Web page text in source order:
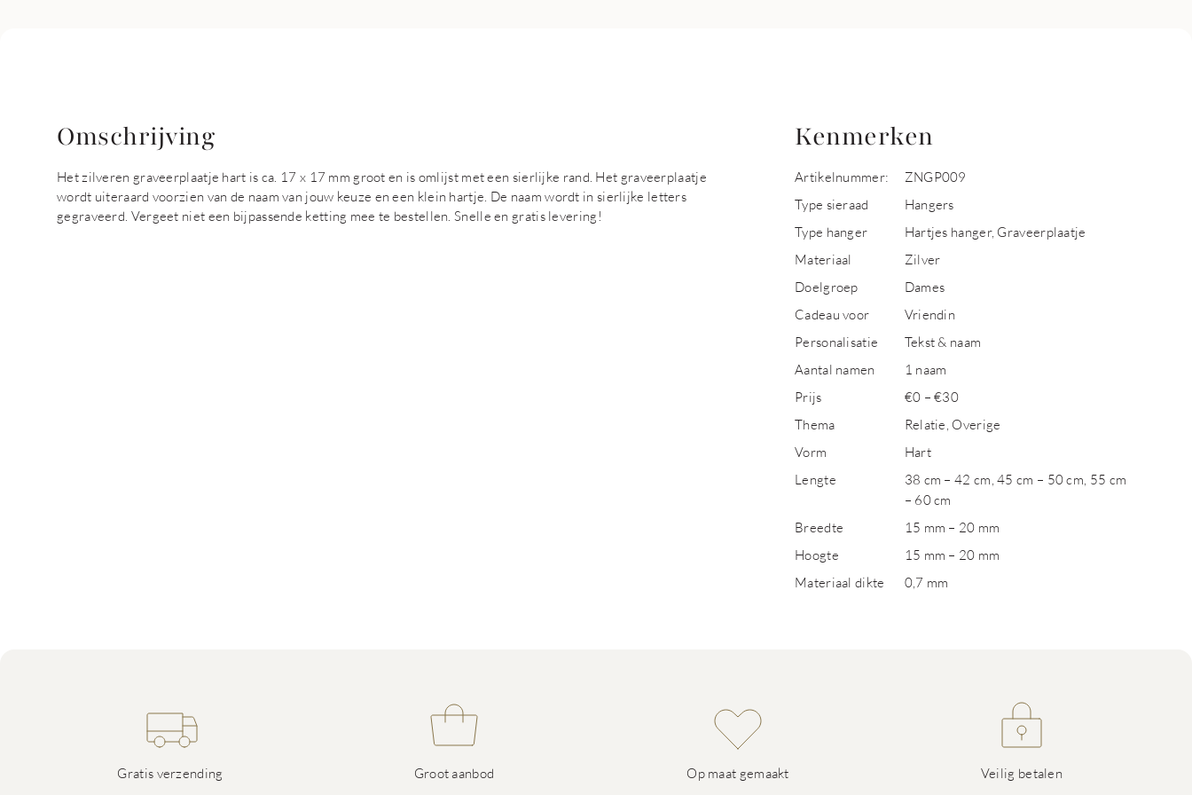
Omschrijving
Het zilveren graveerplaatje hart is ca. 17 x 17 mm groot en is omlijst met een sierlijke rand. Het graveerplaatje
wordt uiteraard voorzien van de naam van jouw keuze en een klein hartje. De naam wordt in sierlijke letters
gegraveerd. Vergeet niet een bijpassende ketting mee te bestellen. Snelle en gratis levering!
Kenmerken
Artikelnummer:
ZNGP009
Type sieraad
Hangers
Type hanger
Hartjes hanger, Graveerplaatje
Materiaal
Zilver
Doelgroep
Dames
Cadeau voor
Vriendin
Personalisatie
Tekst & naam
Aantal namen
1 naam
Prijs
€0 – €30
Thema
Relatie, Overige
Vorm
Hart
Lengte
38 cm – 42 cm, 45 cm – 50 cm, 55 cm
– 60 cm
Breedte
15 mm – 20 mm
Hoogte
15 mm – 20 mm
Materiaal dikte
0,7 mm
Gratis verzending Groot aanbod Op maat gemaakt Veilig betalen